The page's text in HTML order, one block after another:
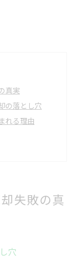
真実
の落とし穴
れる理由
ブルの実例
型的な失敗例
き重要事項
失敗の真
穴